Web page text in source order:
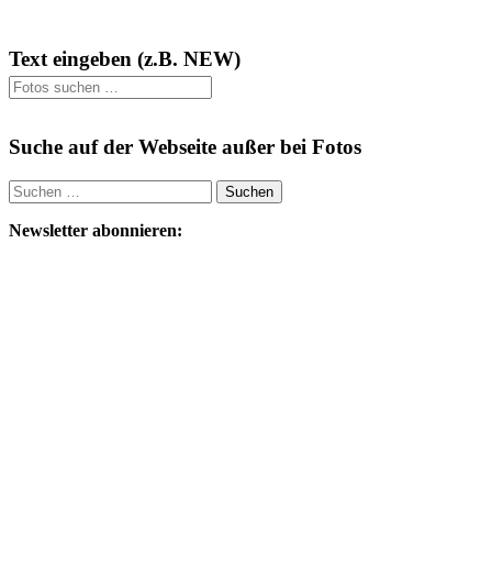
Text eingeben (z.B. NEW)
Suche auf der Webseite außer bei Fotos
Suchen
nach:
Newsletter abonnieren: